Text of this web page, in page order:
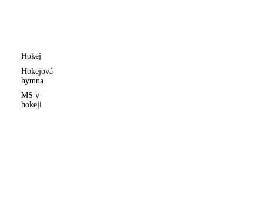
Hokej
Hokejová
hymna
MS v
hokeji